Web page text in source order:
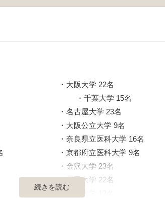
大阪大学 22名
千葉大学 15名
名古屋大学 23名
大阪公立大学 9名
奈良県立医科大学 16名
京都府立医科大学 9名
金沢大学 23名
三重大学 22名
熊本大学 12名
続きを読む